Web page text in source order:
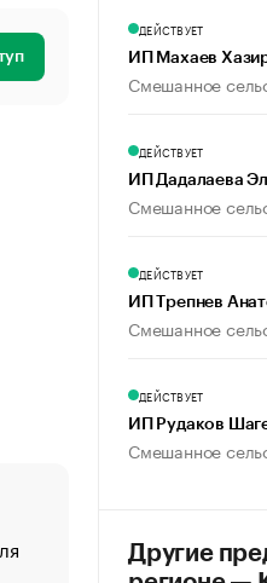
«От спорта тело
создавшей GTA
ДЕЙСТВУЕТ
ИП Махаев
Смешанное
ДЕЙСТВУЕТ
ИП Дадалаева
Смешанное
ДЕЙСТВУЕТ
ИП Трепнев
Смешанное
ДЕЙСТВУЕТ
ИП Рудаков
Смешанное
Другие